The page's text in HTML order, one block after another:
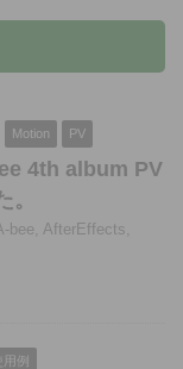
Motion PV
4th album PV
。
bee, AfterEffects,
例